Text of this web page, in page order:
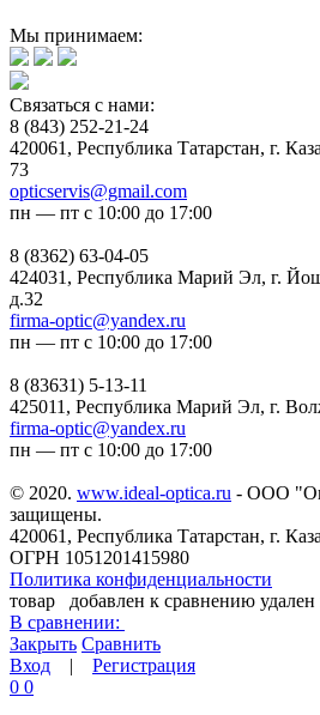
Мы принимаем:
Связаться с нами:
8 (843) 252-21-24
420061, Республика Татарстан, г.
73
opticservis@gmail.com
пн — пт с 10:00 до 17:00
8 (8362) 63-04-05
424031, Республика Марий Эл, г.
д.32
firma-optic@yandex.ru
пн — пт с 10:00 до 17:00
8 (83631) 5-13-11
425011, Республика Марий Эл, г.
firma-optic@yandex.ru
пн — пт с 10:00 до 17:00
© 2020. www.ideal-optica.ru - ООО
защищены.
420061, Республика Татарстан, г.
ОГРН 1051201415980
Политика конфиденциальности
товар
добавлен к сравнению
В сравнении:
Закрыть Сравнить
Вход | Регистрация
0 0